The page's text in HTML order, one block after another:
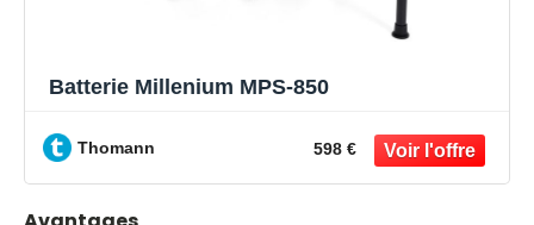
Batterie Millenium MPS-850
Thomann 598 €